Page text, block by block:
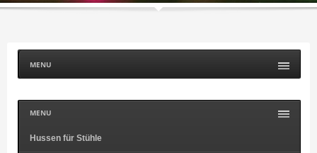
MENU
MENU
Hussen für Stühle